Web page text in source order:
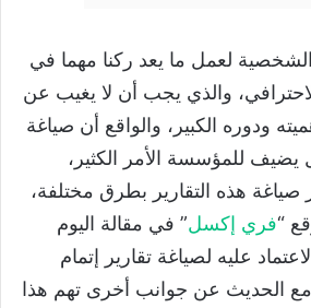
الشخصية لعمل ما يعد ركنا مهما في
والذي يجب أن لا يغيب عن
ودوره الكبير، والواقع أن صياغة
يضيف للمؤسسة الأمر الكثير،
هذه التقارير بطرق مختلفة،
“فري إكسل” في مقالة اليوم
عليه لصياغة تقارير إتمام
مع الحديث عن جوانب أخرى تهم هذا